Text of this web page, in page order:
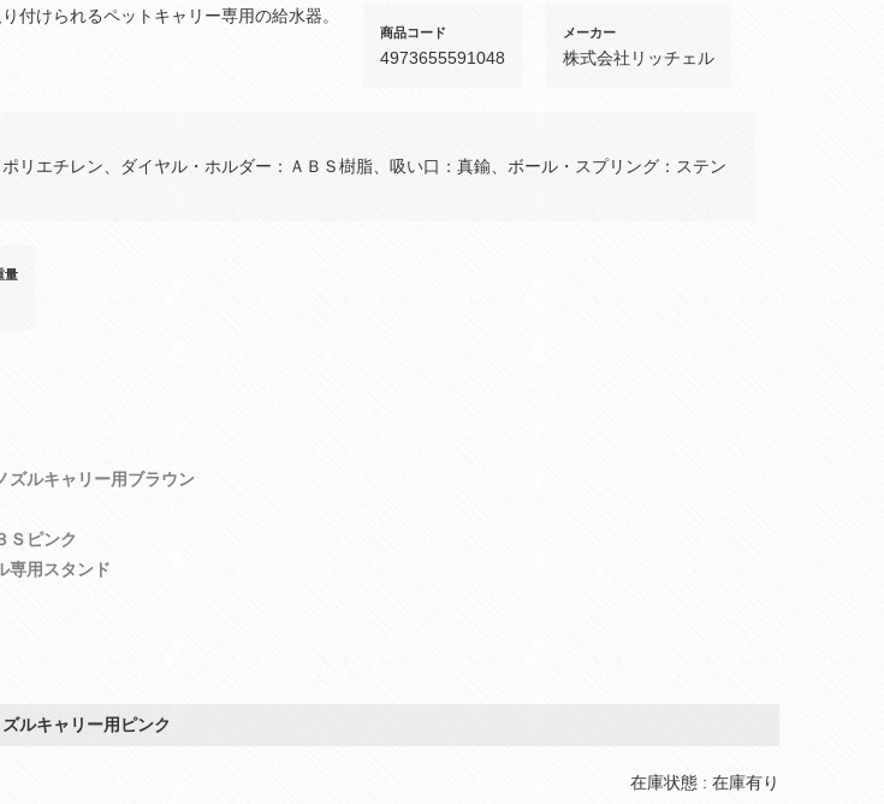
付けられるペットキャリー専用の給水器。
商品コード
4973655591048
メーカー
株式会社リッチェル
リエチレン、ダイヤル・ホルダー：ＡＢＳ樹脂、吸い口：真鍮、ボール・スプリング：ステン
量
ズルキャリー用ブラウン
Ｓピンク
専用スタンド
ルキャリー用ピンク
在庫状態 : 在庫有り